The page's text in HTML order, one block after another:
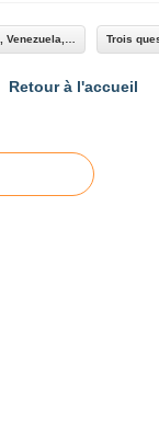
Retour à l'accueil